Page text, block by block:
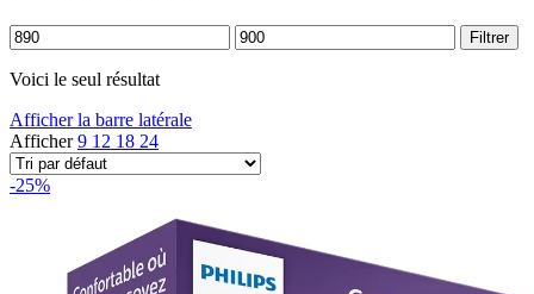
Prix
min
Prix
max
Filtrer
Voici le seul résultat
Afficher la barre latérale
Afficher9 12 18 24
-25%